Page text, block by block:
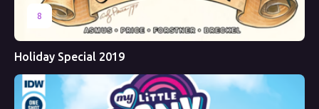
8
Holiday Special 2019